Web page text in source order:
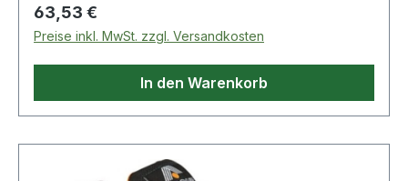
abriebfeste, ölresistente, rutschfeste und
antistatische PU/PU Laufsohle · Weite 11Weitere
technische Eigenschaften:· Zehenschutzkappe:
Light Plus Kunststoffkappe· Zwischensohle:
Regulärer Preis:
63,53 €
Preise inkl. MwSt. zzgl. Versandkosten
In den Warenkorb